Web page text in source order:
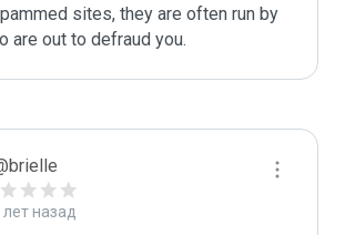
sites, they are often run by
are out to defraud you.
лет назад